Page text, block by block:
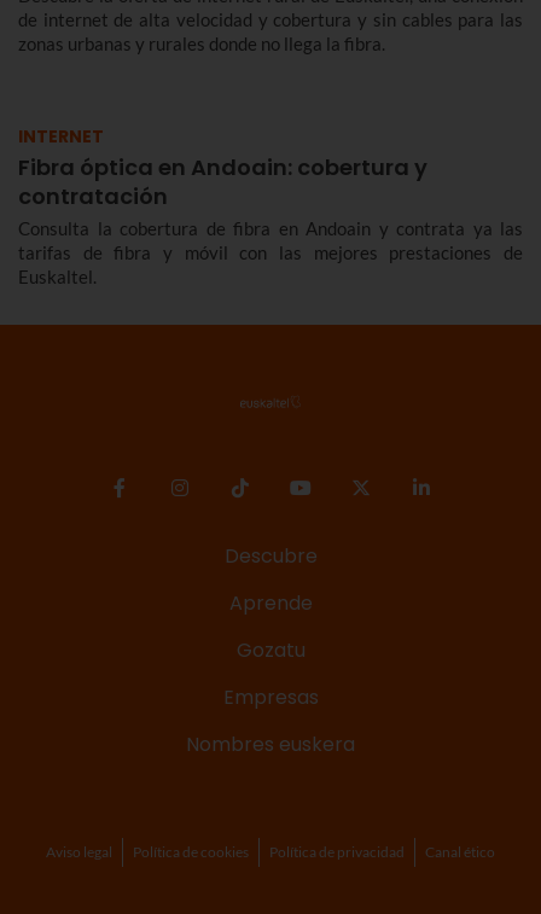
de internet de alta velocidad y cobertura y sin cables para las
zonas urbanas y rurales donde no llega la fibra.
INTERNET
Fibra óptica en Andoain: cobertura y
contratación
Consulta la cobertura de fibra en Andoain y contrata ya las
tarifas de fibra y móvil con las mejores prestaciones de
Euskaltel.
Descubre
Aprende
Gozatu
Empresas
Nombres euskera
Aviso legal Política de cookies Política de privacidad Canal ético